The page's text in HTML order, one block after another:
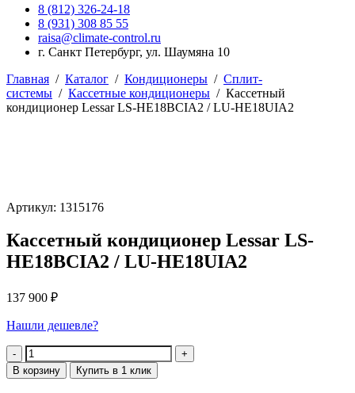
8 (812) 326-24-18
8 (931) 308 85 55
raisa@climate-control.ru
г. Санкт Петербург, ул. Шаумяна 10
Главная / Каталог / Кондиционеры / Сплит-
системы / Кассетные кондиционеры / Кассетный
кондиционер Lessar LS-HE18BCIA2 / LU-HE18UIA2
Артикул: 1315176
Кассетный кондиционер Lessar LS-
HE18BCIA2 / LU-HE18UIA2
137 900 ₽
Нашли дешевле?
Количество
В корзину Купить в 1 клик